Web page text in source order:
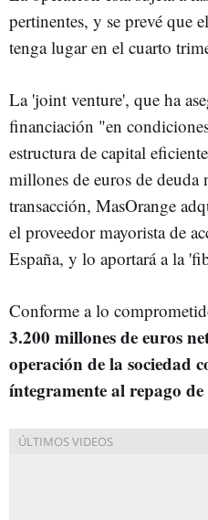
pertinentes, y se prevé que
tenga lugar en el cuarto
La 'joint venture', que ha
financiación "en
estructura de capital
millones de euros de deuda
transacción, MasOrange
el proveedor mayorista de
España, y lo aportará a la
Conforme a lo
3.200 millones de euros
operación de la sociedad
íntegramente al repago